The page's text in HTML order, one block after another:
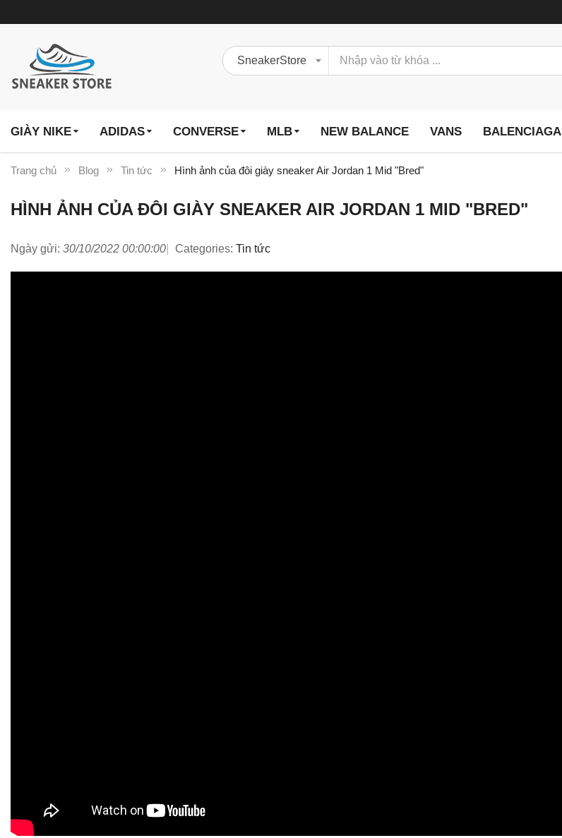
GIÀY NIKE ADIDAS CONVERSE MLB NEW BALANCE VANS BALENCIAGA
Trang chủ Blog Tin tức Hình ảnh của đôi giày sneaker Air Jordan 1 Mid "Bred"
HÌNH ẢNH CỦA ĐÔI GIÀY SNEAKER AIR JORDAN 1 MID "BRED"
Ngày gửi: 30/10/2022 00:00:00 Categories: Tin tức